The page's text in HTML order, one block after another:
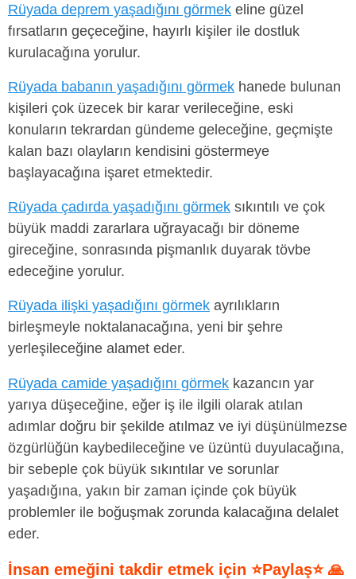
Rüyada deprem yaşadığını görmek eline güzel
fırsatların geçeceğine, hayırlı kişiler ile dostluk
kurulacağına yorulur.
Rüyada babanın yaşadığını görmek hanede bulunan
kişileri çok üzecek bir karar verileceğine, eski
konuların tekrardan gündeme geleceğine, geçmişte
kalan bazı olayların kendisini göstermeye
başlayacağına işaret etmektedir.
Rüyada çadırda yaşadığını görmek sıkıntılı ve çok
büyük maddi zararlara uğrayacağı bir döneme
gireceğine, sonrasında pişmanlık duyarak tövbe
edeceğine yorulur.
Rüyada ilişki yaşadığını görmek ayrılıkların
birleşmeyle noktalanacağına, yeni bir şehre
yerleşileceğine alamet eder.
Rüyada camide yaşadığını görmek kazancın yar
yarıya düşeceğine, eğer iş ile ilgili olarak atılan
adımlar doğru bir şekilde atılmaz ve iyi düşünülmezse
özgürlüğün kaybedileceğine ve üzüntü duyulacağına,
bir sebeple çok büyük sıkıntılar ve sorunlar
yaşadığına, yakın bir zaman içinde çok büyük
problemler ile boğuşmak zorunda kalacağına delalet
eder.
İnsan emeğini takdir etmek için ⭐Paylaş⭐ 🙏